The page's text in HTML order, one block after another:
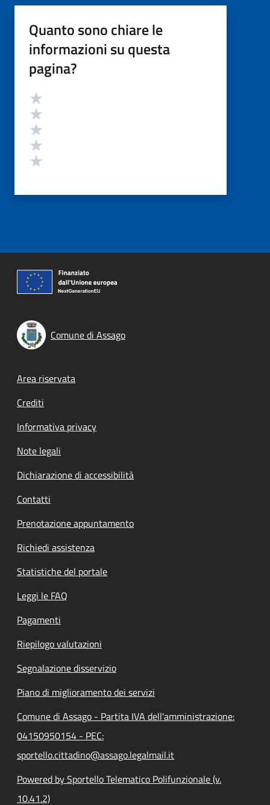
Quanto sono chiare le
informazioni su questa
pagina?
Valutazione
Comune di Assago
Footer menu
Area riservata
Crediti
Informativa privacy
Note legali
Dichiarazione di accessibilità
Contatti
Prenotazione appuntamento
Richiedi assistenza
Statistiche del portale
Leggi le FAQ
Pagamenti
Riepilogo valutazioni
Segnalazione disservizio
Piano di miglioramento dei servizi
Comune di Assago - Partita IVA dell'amministrazione:
04150950154 - PEC:
sportello.cittadino@assago.legalmail.it
Powered by Sportello Telematico Polifunzionale (v.
10.41.2)